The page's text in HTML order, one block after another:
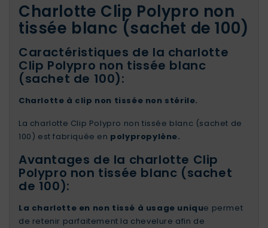
Charlotte Clip Polypro non
tissée blanc (sachet de 100)
Caractéristiques de la charlotte
Clip Polypro non tissée blanc
(sachet de 100):
Charlotte à clip non tissée non stérile.
La charlotte Clip Polypro non tissée blanc (sachet de
100) est fabriquée en polypropylène.
Avantages de la charlotte Clip
Polypro non tissée blanc (sachet
de 100):
La charlotte en non tissé à usage unique permet
de retenir parfaitement la chevelure afin de